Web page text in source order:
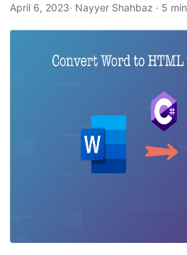
a
l
April 6, 2023· Nayyer Shahbaz · 5 min